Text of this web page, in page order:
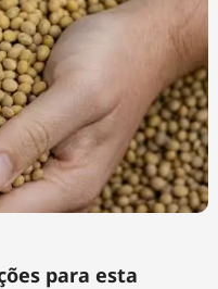
para esta